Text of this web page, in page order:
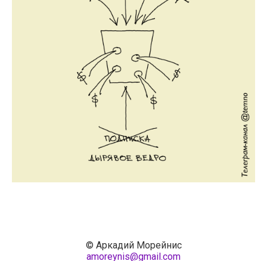
© Аркадий Морейнис
amoreynis@gmail.com